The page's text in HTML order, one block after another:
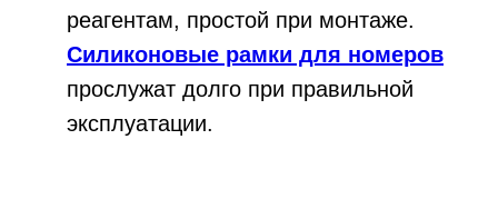
реагентам, простой при монтаже.
Силиконовые рамки для номеров
прослужат долго при правильной
эксплуатации.